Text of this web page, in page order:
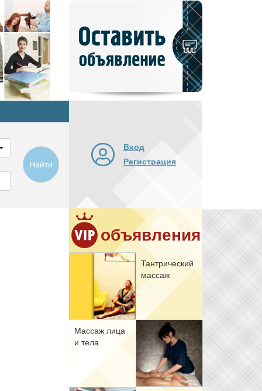
объявление
Найти
Вход
Регистрация
объявления
Тан­три­че­ский
мас­саж
Мас­саж ли­ца
и те­ла